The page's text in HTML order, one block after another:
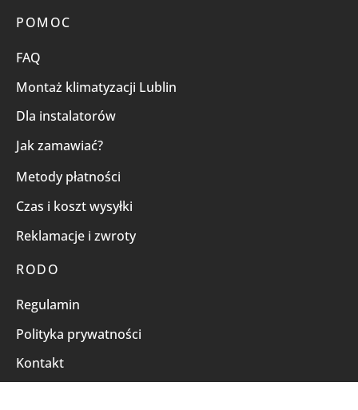
POMOC
FAQ
Montaż klimatyzacji Lublin
Dla instalatorów
Jak zamawiać?
Metody płatności
Czas i koszt wysyłki
Reklamacje i zwroty
RODO
Regulamin
Polityka prywatności
Kontakt